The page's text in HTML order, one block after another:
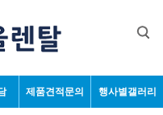
제품견적문의 행사별갤러리